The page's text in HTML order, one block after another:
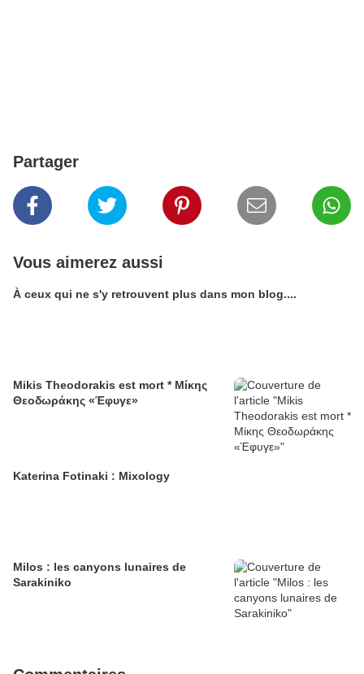
Partager
Vous aimerez aussi
À ceux qui ne s'y retrouvent plus dans mon blog....
Mikis Theodorakis est mort * Μίκης
Θεοδωράκης «Έφυγε»
Katerina Fotinaki : Mixology
Milos : les canyons lunaires de
Sarakiniko